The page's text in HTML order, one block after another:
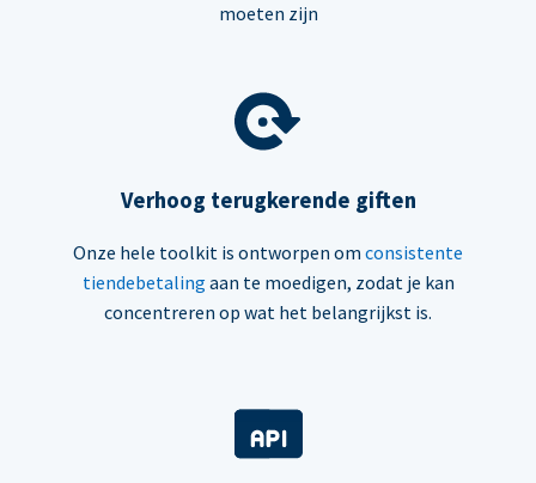
moeten zijn
Verhoog terugkerende giften
Onze hele toolkit is ontworpen om consistente
tiendebetaling aan te moedigen, zodat je kan
concentreren op wat het belangrijkst is.